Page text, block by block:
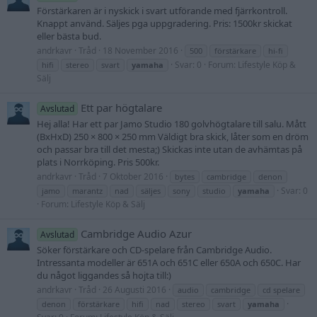
Förstärkaren är i nyskick i svart utförande med fjärrkontroll.
Knappt använd. Säljes pga uppgradering. Pris: 1500kr skickat
eller bästa bud.
andrkavr Tråd 18 November 2016 500 förstärkare
hi-fi
hifi
stereo svart yamaha Svar: 0 Forum: Lifestyle Köp &
Sälj
Avslutad Ett par högtalare
Hej alla! Har ett par Jamo Studio 180 golvhögtalare till salu. Mått
(BxHxD) 250 × 800 × 250 mm Väldigt bra skick, låter som en dröm
och passar bra till det mesta;) Skickas inte utan de avhämtas på
plats i Norrköping. Pris 500kr.
andrkavr Tråd 7 Oktober 2016 bytes cambridge
denon
jamo
marantz nad säljes sony studio yamaha
Svar: 0
Forum: Lifestyle Köp & Sälj
Avslutad Cambridge Audio Azur
Söker förstärkare och CD-spelare från Cambridge Audio.
Intressanta modeller är 651A och 651C eller 650A och 650C. Har
du något liggandes så hojta till:)
andrkavr Tråd 26 Augusti 2016 audio cambridge
cd spelare
denon
förstärkare hifi nad stereo svart yamaha